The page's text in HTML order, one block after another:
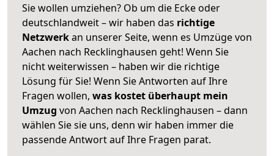
Sie wollen umziehen? Ob um die Ecke oder
deutschlandweit – wir haben das richtige
Netzwerkan unserer Seite, wenn es Umzüge von
Aachen nach Recklinghausen geht! Wenn Sie
nicht weiterwissen – haben wir die richtige
Lösung für Sie! Wenn Sie Antworten auf Ihre
Fragen wollen, was kostet überhaupt mein
Umzug von Aachen nach Recklinghausen – dann
wählen Sie sie uns, denn wir haben immer die
passende Antwort auf Ihre Fragen parat.